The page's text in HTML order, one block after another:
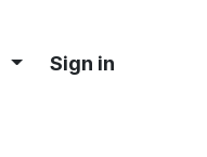
Sign in